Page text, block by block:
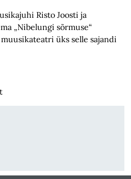
Risto Joosti ja
„Nibelungi sõrmuse“
üks selle sajandi